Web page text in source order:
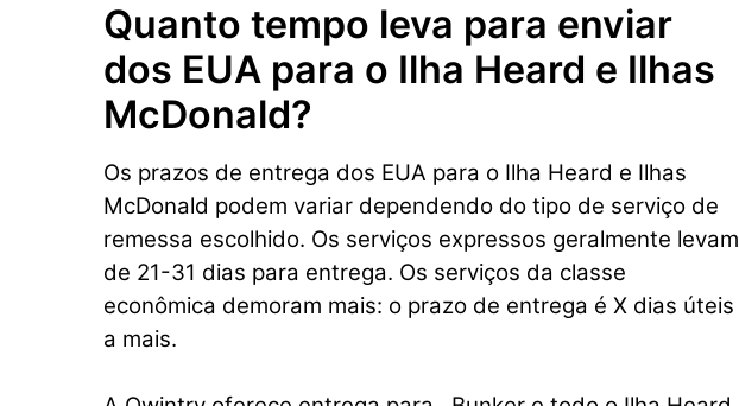
Quanto tempo leva para enviar
dos EUA para o Ilha Heard e Ilhas
McDonald?
Os prazos de entrega dos EUA para o Ilha Heard e Ilhas
McDonald podem variar dependendo do tipo de serviço de
remessa escolhido. Os serviços expressos geralmente levam
de 21-31 dias para entrega. Os serviços da classe
econômica demoram mais: o prazo de entrega é X dias úteis
a mais.